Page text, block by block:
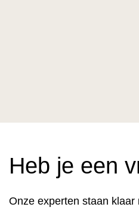
Heb je een
Onze experten staan klaar